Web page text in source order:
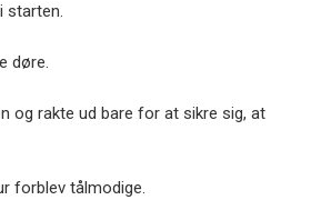
starten.
døre.
og rakte ud bare for at sikre sig, at
forblev tålmodige.